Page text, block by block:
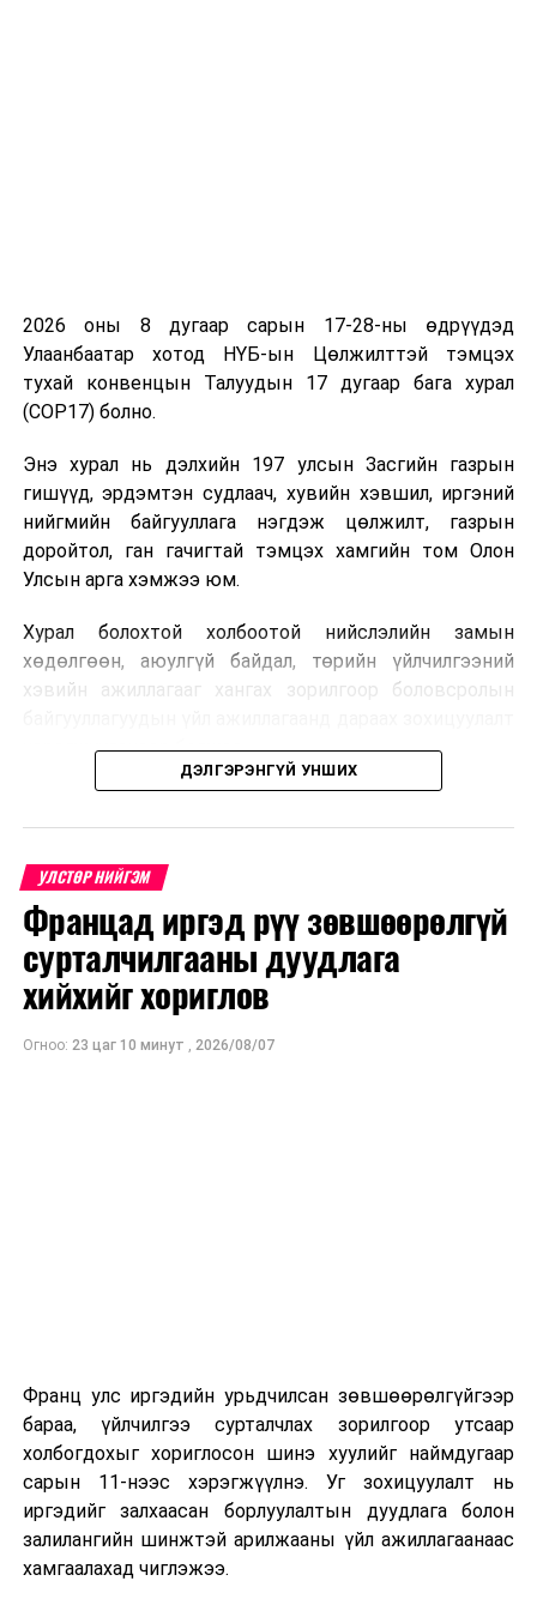
2026 оны 8 дугаар сарын 17-28-ны өдрүүдэд
Улаанбаатар хотод НҮБ-ын Цөлжилттэй тэмцэх
тухай конвенцын Талуудын 17 дугаар бага хурал
(COP17) болно.
Энэ хурал нь дэлхийн 197 улсын Засгийн газрын
гишүүд, эрдэмтэн судлаач, хувийн хэвшил, иргэний
нийгмийн байгууллага нэгдэж цөлжилт, газрын
доройтол, ган гачигтай тэмцэх хамгийн том Олон
Улсын арга хэмжээ юм.
Хурал болохтой холбоотой нийслэлийн замын
хөдөлгөөн, аюулгүй байдал, төрийн үйлчилгээний
хэвийн ажиллагааг хангах зорилгоор боловсролын
хэрэгжүүлэхээр болжээ .
2026 оны 8 дугаар сарын 10–23-ны өдрүүдэд
E-Mongolia системээр бүртгэнэ.
Нэгдүгээр ангийн элсэлт
2026 оны 8 дугаар сарын 17–28-ны өдрүүдэд
E-Mongolia системээр бүртгэнэ.
2026 оны 9 дүгээр сарын 13-наас оюутнуудыг
дотуур байранд оруулж эхэлнэ.
Сургууль, цэцэрлэгийн үйл ажиллагааны
зохицуулалт
2026 оны 8 дугаар сарын 17–28-ны өдрүүдэд
ДЭЛГЭРЭНГҮЙ УНШИХ
УЛСТӨР НИЙГЭМ
Францад иргэд рүү зөвшөөрөлгүй
сурталчилгааны дуудлага
хийхийг хориглов
Огноо: 23 цаг 10 минут , 2026/08/07
Франц улс иргэдийн урьдчилсан зөвшөөрөлгүйгээр
бараа, үйлчилгээ сурталчлах зорилгоор утсаар
холбогдохыг хориглосон шинэ хуулийг наймдугаар
сарын 11-нээс хэрэгжүүлнэ. Уг зохицуулалт нь
иргэдийг залхаасан борлуулалтын дуудлага болон
залилангийн шинжтэй арилжааны үйл ажиллагаанаас
хамгаалахад чиглэжээ.